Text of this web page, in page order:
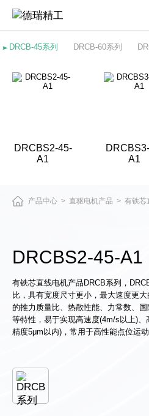
DRCBS2-
45-
A1
有DRCB-45系列 DRCB-60系列
DRCBS2-45-
A1
A1
产品中心 > 直驱电机产品 > 有铁芯
DRCBS2-45-A1
有铁芯直线电机产品DRCB系列，
比，具有宽度尺寸更小，最大速度更
的推力质量比、热散性能、力常数、
等特性，易于实现高速度(4m/s以上)
精度5μm以内)，常用于高性能点位运动